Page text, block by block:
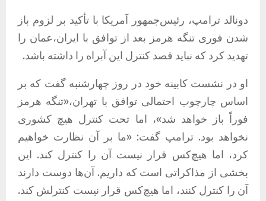
دونالد ترامپ، رئیس‌جمهور آمریکا با تأکید بر لزوم باز
شدن فوری تنگه هرمز بعد از توافق با ایران،عمان را
تهدید کرد که نباید قصد کنترل این آبراه را داشته باشد.
او در نشست کابینه خود در روز چهارشنبه گفت که بر
اساس چارچوب احتمالی توافق با تهران،«تنگه هرمز
فوراً باز خواهد شد»، اما تحت کنترل هیچ کشوری
نخواهد بود. ترامپ گفت: «ما بر آن نظارت خواهیم
کرد، اما هیچ‌کس قرار نیست آن را کنترل کند. این
بخشی از مذاکراتی است که داریم. آن‌ها دوست دارند
آن را کنترل کنند، اما هیچ‌کس قرار نیست کنترلش کند.